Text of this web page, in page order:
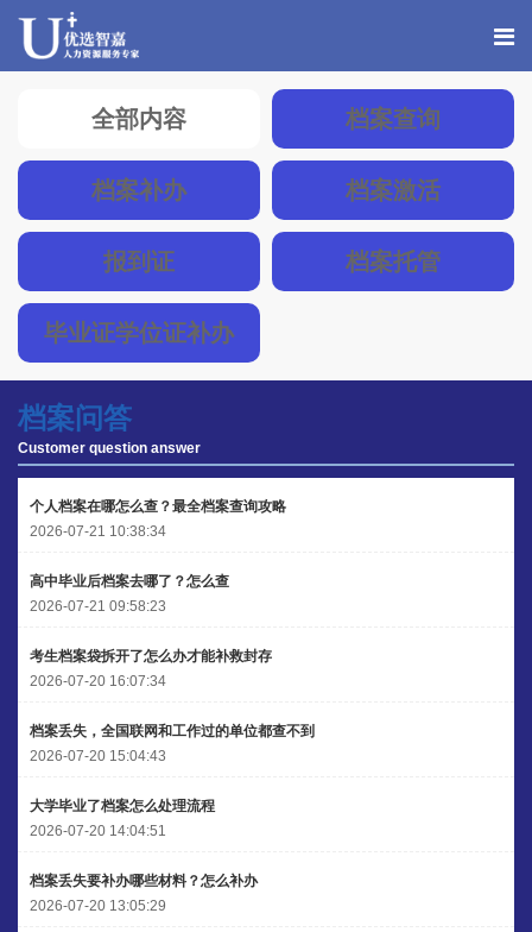
全部内容 档案查询
档案补办 档案激活
报到证 档案托管
毕业证学位证补办
档案问答
Customer question answer
个人档案在哪怎么查？最全档案查询攻略
2026-07-21 10:38:34
高中毕业后档案去哪了？怎么查
2026-07-21 09:58:23
考生档案袋拆开了怎么办才能补救封存
2026-07-20 16:07:34
档案丢失，全国联网和工作过的单位都查不到
2026-07-20 15:04:43
大学毕业了档案怎么处理流程
2026-07-20 14:04:51
档案丢失要补办哪些材料？怎么补办
2026-07-20 13:05:29